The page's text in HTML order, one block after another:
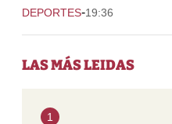
DEPORTES-19:36
LAS MÁS LEIDAS
1